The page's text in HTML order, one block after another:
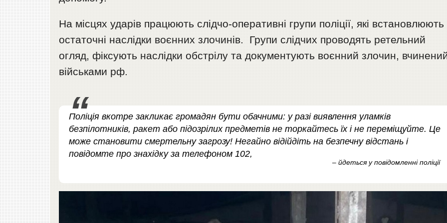
На місцях ударів працюють слідчо-оперативні групи поліції, які встановлюють
остаточні наслідки воєнних злочинів. Групи слідчих проводять ретельний
огляд, фіксують наслідки обстрілу та документують воєнний злочин,
військами рф.
Поліція вкотре закликає громадян бути обачними: у разі виявлення уламків
безпілотників, ракет або підозрілих предметів не торкайтесь їх і не переміщуйте. Це
може становити смертельну загрозу! Негайно відійдіть на безпечну відстань і
повідомте про знахідку за телефоном 102,
– йдеться у повідомленні поліції